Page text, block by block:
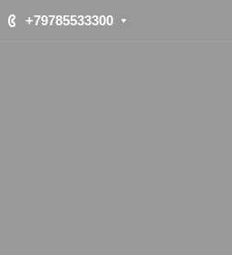
+79785533300